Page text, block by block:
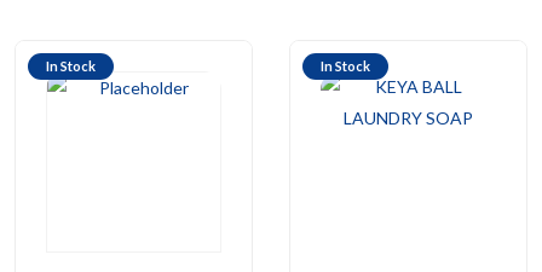
In Stock In Stock